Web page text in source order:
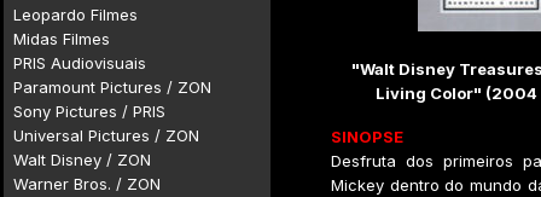
Leopardo Filmes
Midas Filmes
PRIS Audiovisuais
Paramount Pictures / ZON
Sony Pictures / PRIS
Universal Pictures / ZON
Walt Disney / ZON
Warner Bros. / ZON
"Walt Disney
Living Color" (2004
SINOPSE
Desfruta dos primeiros
Mickey dentro do mundo